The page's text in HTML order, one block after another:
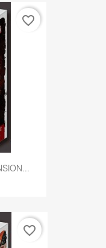
favorite_border
favorite_border